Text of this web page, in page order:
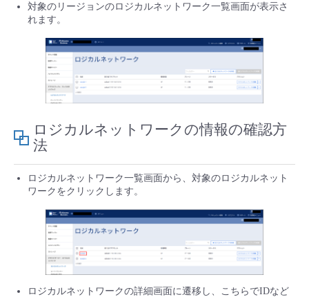
■ 基本構築ガイド
- クラウド / サーバー
- Flexible InterConnect
- Flexible Remote Access
- vUTM2
対象のリージョンのロジカルネットワーク一覧画面が表示さ
れます。
ロジカルネットワークの情報の確認方
法
ロジカルネットワーク一覧画面から、対象のロジカルネット
ワークをクリックします。
ロジカルネットワークの詳細画面に遷移し、こちらでIDなど